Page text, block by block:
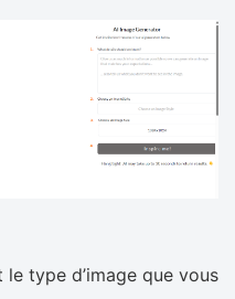
type d’image que vous